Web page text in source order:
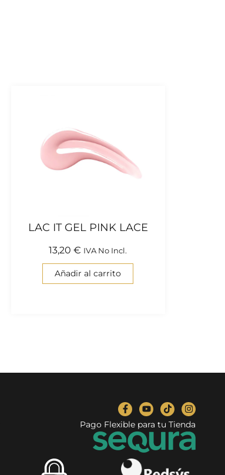
LAC IT GEL PINK LACE
13,20€ IVA No Incl.
Añadir al carrito
Pago Flexible para tu Tienda